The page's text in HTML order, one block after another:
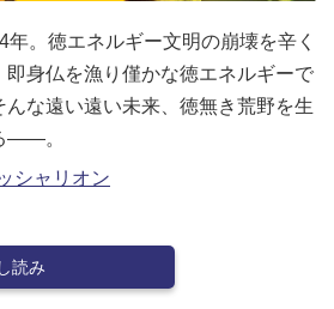
。徳エネルギー文明の崩壊を辛く
即身仏を漁り僅かな徳エネルギーで
な遠い遠い未来、徳無き荒野を生
――。
シャリオン
読み